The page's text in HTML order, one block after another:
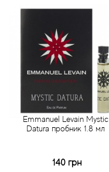
Emmanuel Levain Mystic
Datura пробник 1.8 мл
140 грн
Al Haramain
Al Jazeera
Alaia Paris
Alexander McQueen
Alexandre Barthet